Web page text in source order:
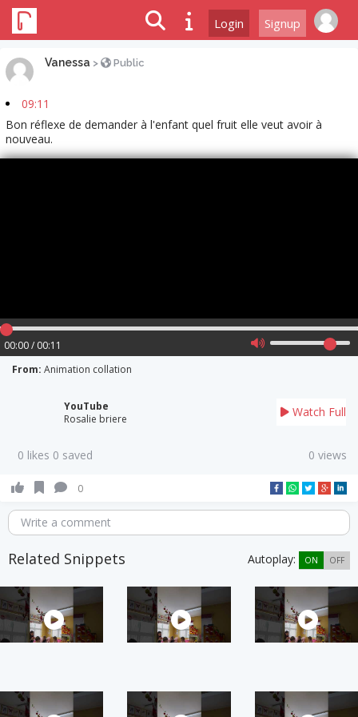
Login Signup
Vanessa > Public
09:11
Bon réflexe de demander à l'enfant quel fruit elle veut avoir à
nouveau.
00:00 / 00:11
From:
Animation collation
YouTube
Rosalie briere
Watch Full
0 likes 0 saved 0 views
0
Write a comment
Related Snippets Autoplay: ON OFF